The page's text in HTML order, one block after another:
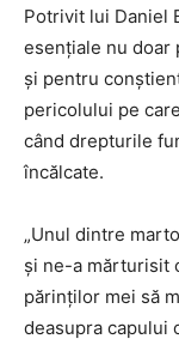
Potrivit lui Daniel
esențiale nu doar
și pentru
pericolului pe
când drepturile
încălcate.
„Unul dintre
și ne-a mărturisit
părinților mei să
deasupra capului